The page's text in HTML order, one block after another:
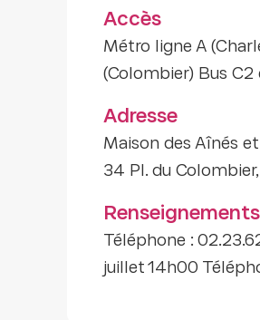
Accès
Métro ligne A
(Colombier) Bus C2
Adresse
Maison des Aînés
34 Pl. du
Renseignements
Téléphone :
juillet 14h00